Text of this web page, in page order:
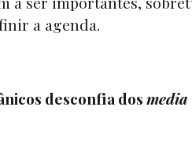
a agenda.
desconfia dosmedia